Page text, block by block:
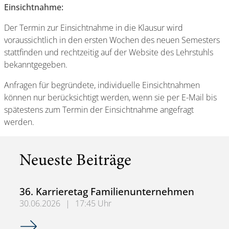
Einsichtnahme:
Der Termin zur Einsichtnahme in die Klausur wird
voraussichtlich in den ersten Wochen des neuen Semesters
stattfinden und rechtzeitig auf der Website des Lehrstuhls
bekanntgegeben.
Anfragen für begründete, individuelle Einsichtnahmen
können nur berücksichtigt werden, wenn sie per E-Mail bis
spätestens zum Termin der Einsichtnahme angefragt
werden.
Neueste Beiträge
36. Karrieretag Familienunternehmen
30.06.2026 |
17:45 Uhr
36. Karrieretag Familienunternehmen